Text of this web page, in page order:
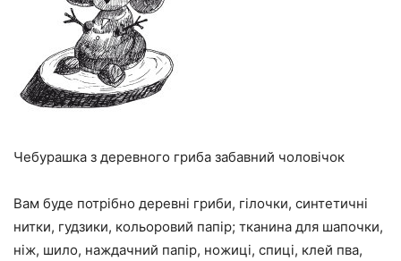
Чебурашка з деревного гриба забавний чоловічок
Вам буде потрібно деревні гриби, гілочки, синтетичні
нитки, гудзики, кольоровий папір; тканина для шапочки,
ніж, шило, наждачний папір, ножиці, спиці, клей пва,